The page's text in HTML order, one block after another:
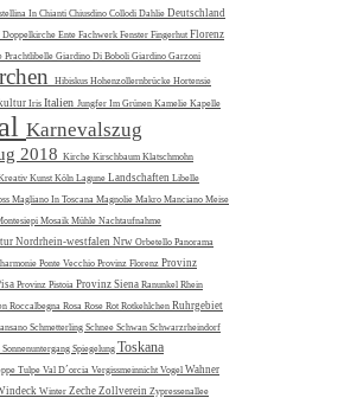
In Chianti Chiusdino Collodi Dahlie Deutschland
Doppelkirche Ente Fachwerk Fenster Fingerhut Florenz
Prachtlibelle Giardino Di Boboli Giardino Garzoni
Hibiskus Hohenzollernbrücke Hortensie
Iris Italien Jungfer Im Grünen Kamelie Kapelle
Karnevalszug
2018 Kirche Kirschbaum Klatschmohn
Kunst Köln Lagune Landschaften Libelle
Magliano In Toscana Magnolie Makro Manciano Meise
Mosaik Mühle Nachtaufnahme
Nordrhein-westfalen Nrw Orbetello Panorama
Ponte Vecchio Provinz Florenz Provinz
Provinz Pistoia Provinz Siena Ranunkel Rhein
Roccalbegna Rosa Rose Rot Rotkehlchen Ruhrgebiet
Schmetterling Schnee Schwan Schwarzrheindorf
Sonnenuntergang Spiegelung Toskana
Tulpe Val D´orcia Vergissmeinnicht Vogel Wahner
Winter Zeche Zollverein Zypressenallee